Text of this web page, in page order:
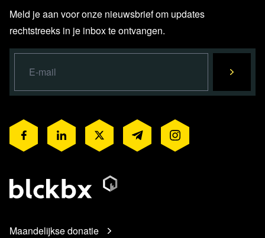
Meld je aan voor onze nieuwsbrief om updates
rechtstreeks in je inbox te ontvangen.
Maandelijkse donatie